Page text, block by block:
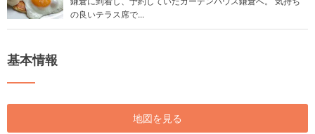
の良いテラス席で...
基本情報
地図を見る